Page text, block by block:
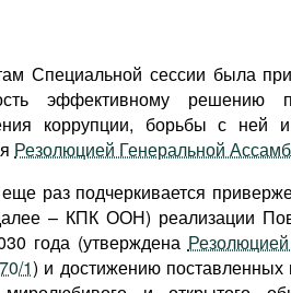
Специальной сессии была
эффективному
коррупции, борьбы с ней и
Резолюцией Генеральной
раз подчеркивается
– КПК ООН) реализации
года (утверждена
1) и достижению